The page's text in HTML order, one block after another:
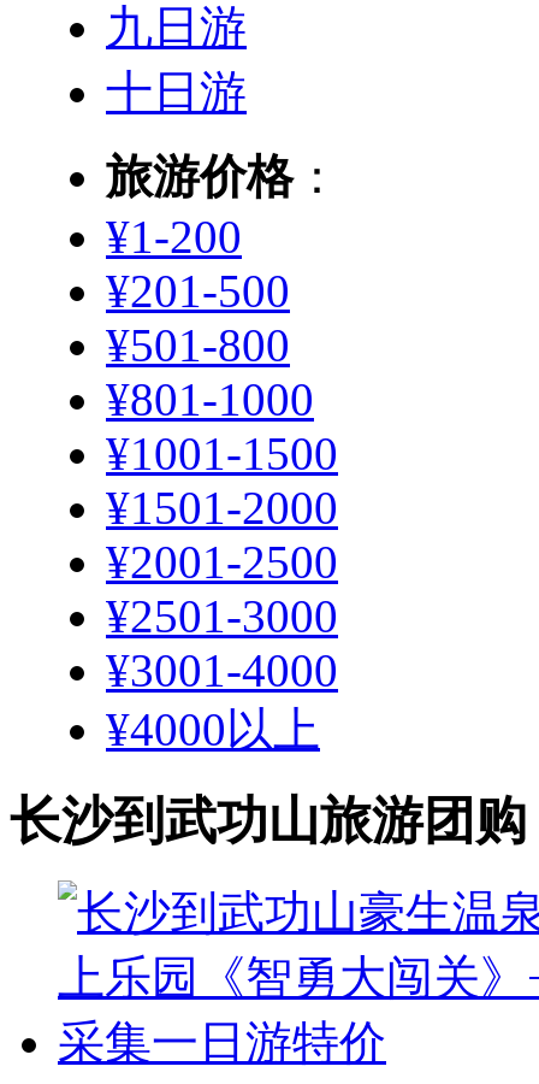
九日游
十日游
旅游价格：
¥1-200
¥201-500
¥501-800
¥801-1000
¥1001-1500
¥1501-2000
¥2001-2500
¥2501-3000
¥3001-4000
¥4000以上
长沙到武功山旅游团购